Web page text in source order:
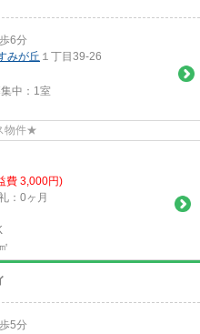
6分
みが丘 １丁目39-26
中： 1室
物件★
費 3,000円)
：0ヶ月
5分